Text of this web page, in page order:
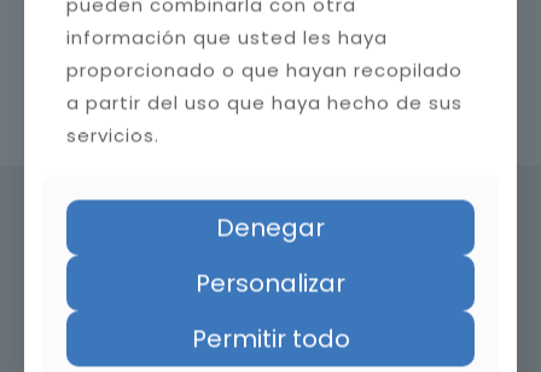
Contacta con nosotros
Precio de reformar el baño en
información que usted les haya
proporcionado o que hayan recopilado
a partir del uso que haya hecho de sus
servicios.
Denegar
Personalizar
Permitir todo